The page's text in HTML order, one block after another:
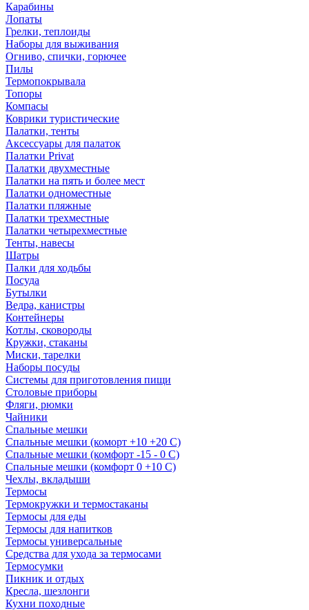
Карабины
Лопаты
Грелки, теплоиды
Наборы для выживания
Огниво, спички, горючее
Пилы
Термопокрывала
Топоры
Компасы
Коврики туристические
Палатки, тенты
Аксессуары для палаток
Палатки Privat
Палатки двухместные
Палатки на пять и более мест
Палатки одноместные
Палатки пляжные
Палатки трехместные
Палатки четырехместные
Тенты, навесы
Шатры
Палки для ходьбы
Посуда
Бутылки
Ведра, канистры
Контейнеры
Котлы, сковороды
Кружки, стаканы
Миски, тарелки
Наборы посуды
Системы для приготовления пищи
Столовые приборы
Фляги, рюмки
Чайники
Спальные мешки
Спальные мешки (коморт +10 +20 С)
Спальные мешки (комфорт -15 - 0 С)
Спальные мешки (комфорт 0 +10 С)
Чехлы, вкладыши
Термосы
Термокружки и термостаканы
Термосы для еды
Термосы для напитков
Термосы универсальные
Средства для ухода за термосами
Термосумки
Пикник и отдых
Кресла, шезлонги
Кухни походные